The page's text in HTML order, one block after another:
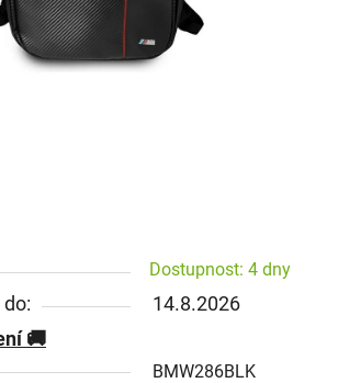
Dostupnost: 4 dny
14.8.2026
BMW286BLK